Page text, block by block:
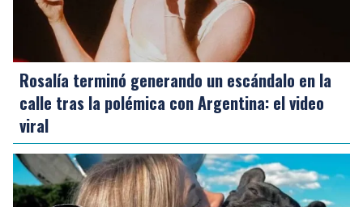
Rosalía terminó generando un escándalo en la
calle tras la polémica con Argentina: el video
viral